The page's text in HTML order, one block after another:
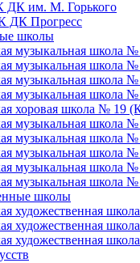
им. М. Горького
Прогресс
школы
музыкальная школа
музыкальная школа
музыкальная школа
музыкальная школа
хоровая школа № 19
музыкальная школа
музыкальная школа
музыкальная школа
музыкальная школа
музыкальная школа
школы
художественная
художественная
художественная